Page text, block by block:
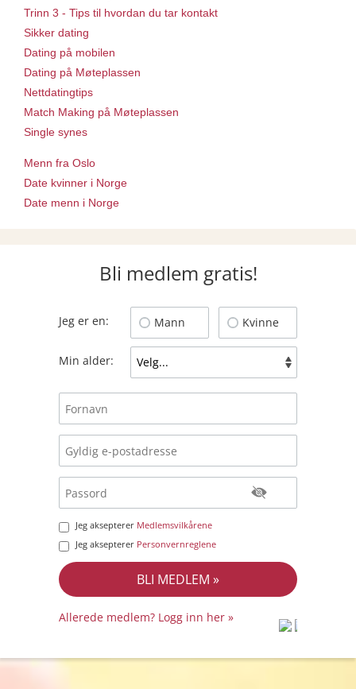
Trinn 3 - Tips til hvordan du tar kontakt
Sikker dating
Dating på mobilen
Dating på Møteplassen
Nettdatingtips
Match Making på Møteplassen
Single synes
Menn fra Oslo
Date kvinner i Norge
Date menn i Norge
Bli medlem gratis!
Jeg er en: Mann Kvinne
Min alder:
Jeg aksepterer Medlemsvilkårene
Jeg aksepterer Personvernreglene
Allerede medlem? Logg inn her »